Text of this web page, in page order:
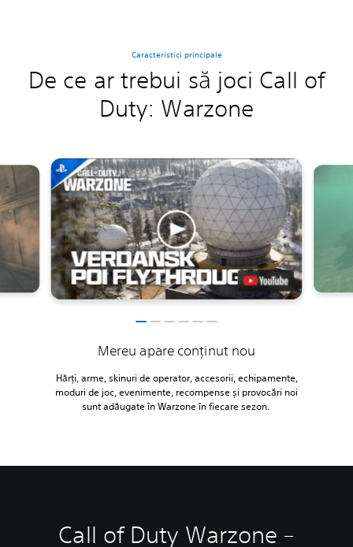
Caracteristici principale
De ce ar trebui să joci Call of
Duty: Warzone
Mereu apare conținut nou
Hărți, arme, skinuri de operator, accesorii, echipamente,
moduri de joc, evenimente, recompense și provocări noi
sunt adăugate în Warzone în fiecare sezon.
Call of Duty Warzone –